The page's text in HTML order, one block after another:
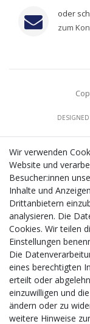
oder
zum
DESIGNED
CMS-
von
Mit dem
20.12.2023 bis
bis 2027
eines Content-
künftig selbst
der effizienteren
Bearbeitung,
Inhalte
Wir verwenden
Website und
Besucher:innen
Inhalte und
Drittanbietern
analysieren. Die
Cookies. Wir teilen
Einstellungen
Die
eines berechtigten
erteilt oder
einzuwilligen und
ändern oder zu
weitere Hinweise